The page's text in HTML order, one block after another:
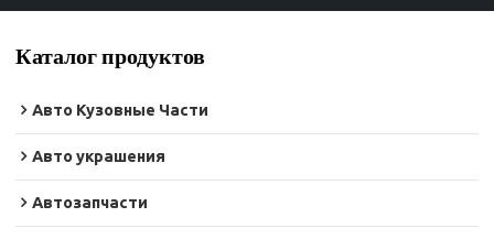
Каталог продуктов
Авто Кузовные Части
Авто украшения
Автозапчасти